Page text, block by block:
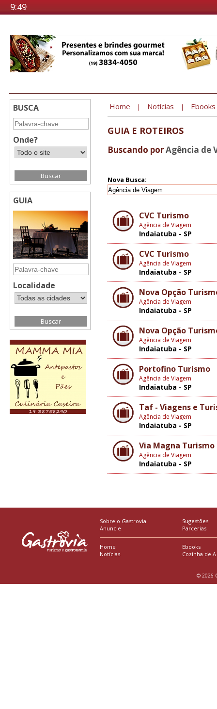
9:49
BUSCA
Onde?
GUIA
Localidade
Home | Notícias | Ebooks
GUIA E ROTEIROS
Buscando porAgência de
Nova Busca:
CVC Turismo
Agência de Viagem
Indaiatuba - SP
CVC Turismo
Agência de Viagem
Indaiatuba - SP
Nova Opção
Agência de Viagem
Indaiatuba - SP
Nova Opção
Agência de Viagem
Indaiatuba - SP
Portofino Turismo
Agência de Viagem
Indaiatuba - SP
Taf - Viagens e
Agência de Viagem
Indaiatuba - SP
Via Magna Turismo
Agência de Viagem
Indaiatuba - SP
Sobre o Gastrovia
Anuncie
Sugestões
Parcerias
Home
Notícias
Ebooks
Cozinha de A
© 2026